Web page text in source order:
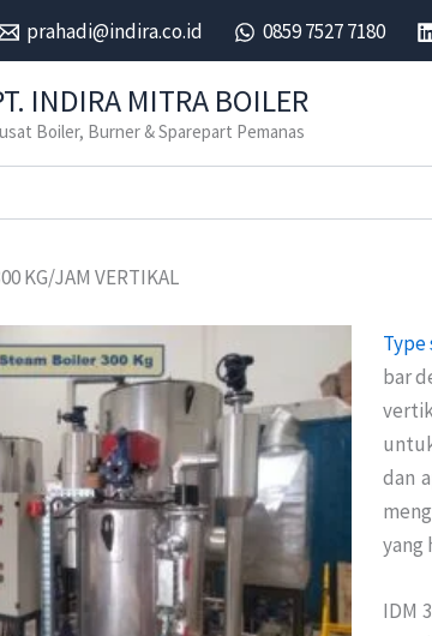
prahadi@indira.co.id 0859 7527 7180
INDIRA MITRA BOILER
Boiler, Burner & Sparepart Pemanas
KG/JAM VERTIKAL
Type
bar
dan
yang
IDM